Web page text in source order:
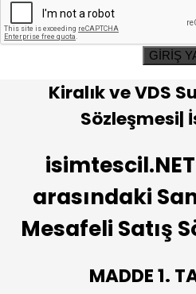
GİRİŞ
Kiralık ve VDS
Sözleşmesi|
arasındaki
Mesafeli Satış
MADDE 1.